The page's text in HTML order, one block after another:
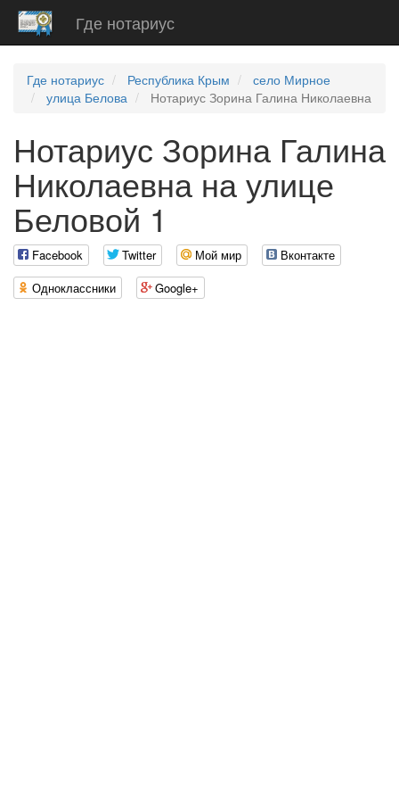
Где нотариус
Где нотариус Республика Крым
село Мирное
улица Белова
Нотариус Зорина Галина Николаевна
Нотариус Зорина Галина
Николаевна на улице
Беловой 1
Facebook Twitter Мой мир
Вконтакте
Одноклассники
Google+